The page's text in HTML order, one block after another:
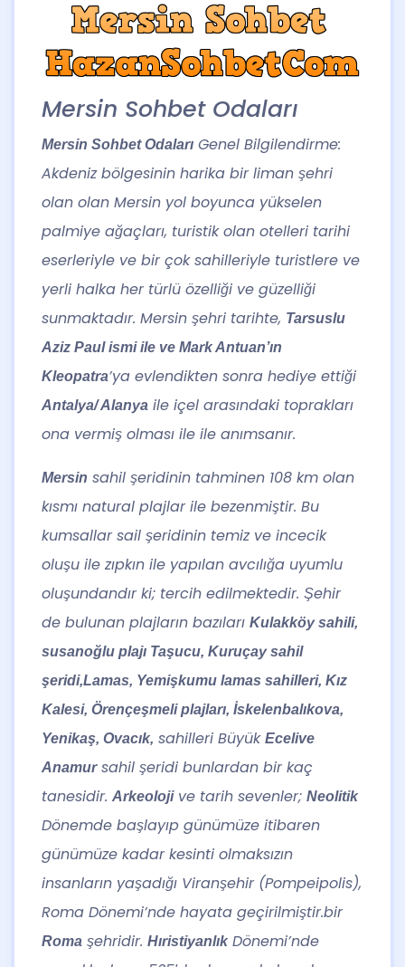
Mersin Sohbet Odaları
Mersin Sohbet Odaları Genel Bilgilendirme:
Akdeniz bölgesinin harika bir liman şehri
olan olan Mersin yol boyunca yükselen
palmiye ağaçları, turistik olan otelleri tarihi
eserleriyle ve bir çok sahilleriyle turistlere ve
yerli halka her türlü özelliği ve güzelliği
sunmaktadır. Mersin şehri tarihte, Tarsuslu
Aziz Paul ismi ile ve Mark Antuan’ın
Kleopatra’ya evlendikten sonra hediye ettiği
Antalya/ Alanya ile içel arasındaki toprakları
ona vermiş olması ile ile anımsanır.
Mersin sahil şeridinin tahminen 108 km olan
kısmı natural plajlar ile bezenmiştir. Bu
kumsallar sail şeridinin temiz ve incecik
oluşu ile zıpkın ile yapılan avcılığa uyumlu
oluşundandır ki; tercih edilmektedir. Şehir
de bulunan plajların bazıları Kulakköy sahili,
susanoğlu plajı Taşucu, Kuruçay sahil
şeridi,Lamas, Yemişkumu lamas sahilleri, Kız
Kalesi, Örençeşmeli plajları, İskelenbalıkova,
Yenikaş, Ovacık, sahilleri Büyük Ecelive
Anamursahil şeridi bunlardan bir kaç
tanesidir. Arkeolojive tarih sevenler; Neolitik
Dönemde başlayıp günümüze itibaren
günümüze kadar kesinti olmaksızın
insanların yaşadığı Viranşehir (Pompeipolis),
Roma Dönemi’nde hayata geçirilmiştir.bir
Roma şehridir. HıristiyanlıkDönemi’nde